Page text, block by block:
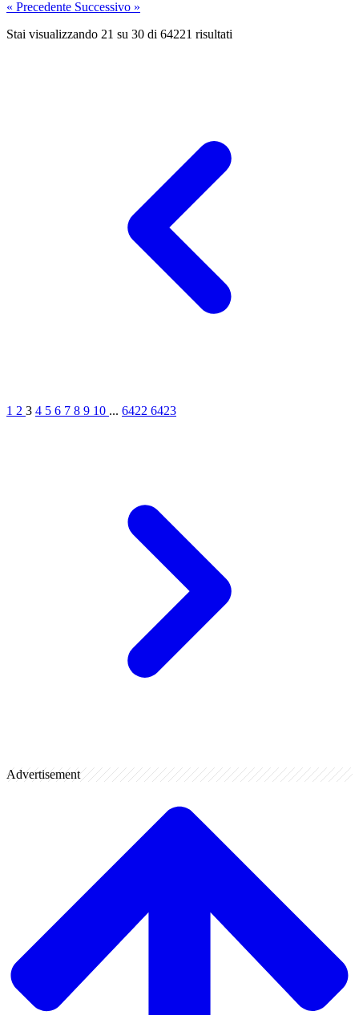
« Precedente Successivo »
Stai visualizzando 21 su 30 di 64221 risultati
1 2 3 4 5 6 7 8 9 10 ... 6422 6423
Advertisement